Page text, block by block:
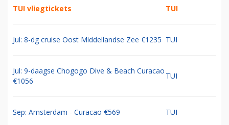
TUI vliegtickets TUI
Jul: 8-dg cruise Oost Middellandse Zee €1235 TUI
Jul: 9-daagse Chogogo Dive & Beach Curacao
€1056
TUI
Sep: Amsterdam - Curacao €569 TUI